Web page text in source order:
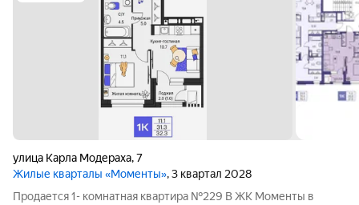
улица Карла Модераха,7
Жилые кварталы «Моменты», 3 квартал 2028
Продается 1- комнатная квартира №229 В ЖК Моменты в